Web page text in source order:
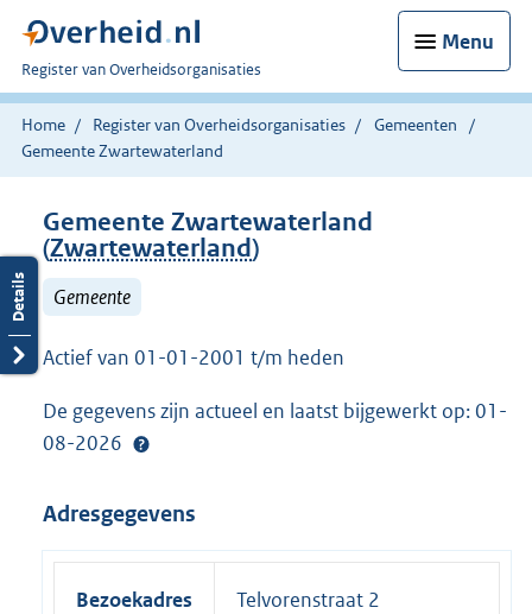
Menu
U
bent
nu
hier:
Register van Overheidsorganisaties
Home Register van Overheidsorganisaties
Gemeenten
Gemeente Zwartewaterland
Gemeente Zwartewaterland
(Zwartewaterland)
Gemeente
Actief van 01-01-2001 t/m heden
De gegevens zijn actueel en laatst bijgewerkt op: 01-
08-2026
Adresgegevens
Bezoekadres
Telvorenstraat 2